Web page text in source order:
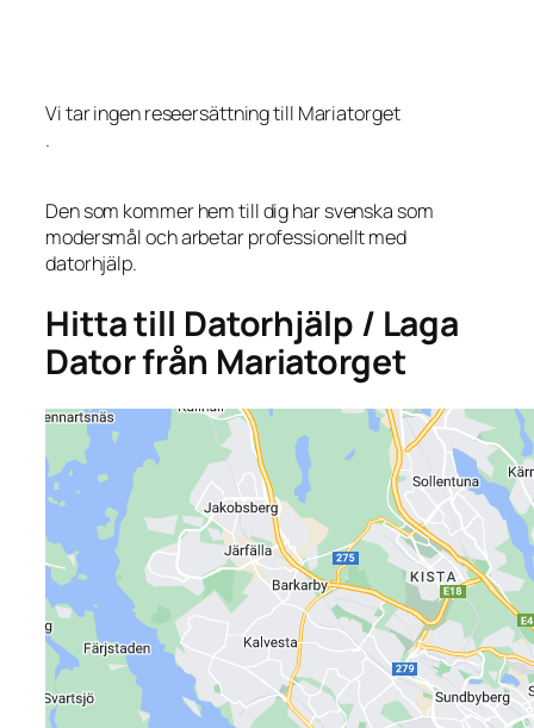
Vi tar ingen reseersättning till Mariatorget
.
Den som kommer hem till dig har svenska som
modersmål och arbetar professionellt med
datorhjälp.
Hitta till Datorhjälp / Laga
Dator från Mariatorget